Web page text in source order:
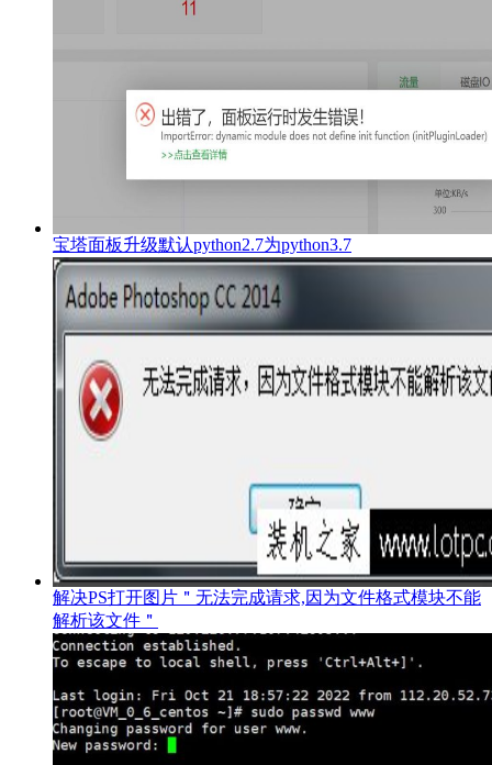
宝塔面板升级默认python2.7为python3.7
解决PS打开图片＂无法完成请求,因为文件格式模块不能
解析该文件＂